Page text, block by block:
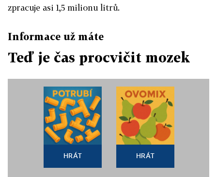
zpracuje asi 1,5 milionu litrů.
Informace už máte
Teď je čas procvičit mozek
HRÁT HRÁT